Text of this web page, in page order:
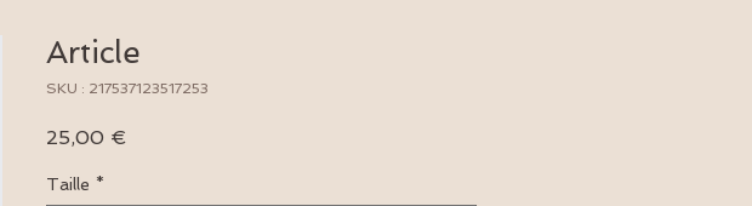
Article
SKU : 217537123517253
25,00 €
Taille *